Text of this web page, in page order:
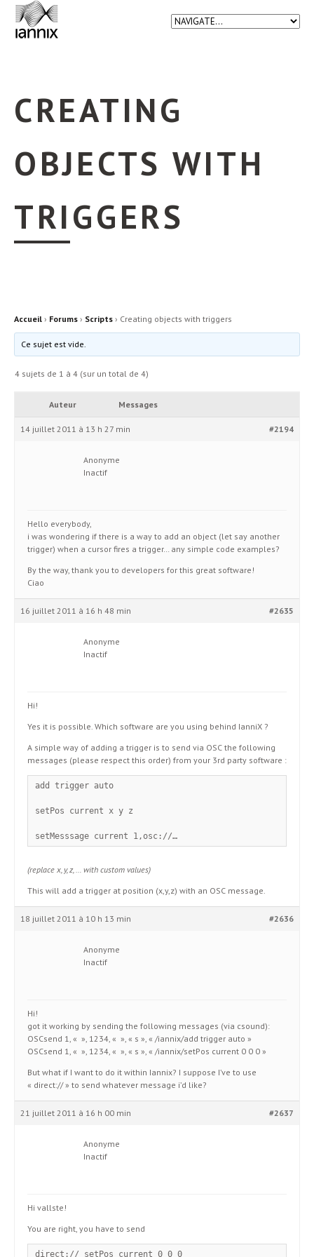
CREATING
OBJECTS WITH
TRIGGERS
Accueil › Forums › Scripts › Creating objects with triggers
Ce sujet est vide.
4 sujets de 1 à 4 (sur un total de 4)
Auteur Messages
14 juillet 2011 à 13 h 27 min #2194
Anonyme
Inactif
Hello everybody,
i was wondering if there is a way to add an object (let say another
trigger) when a cursor fires a trigger… any simple code examples?
By the way, thank you to developers for this great software!
Ciao
16 juillet 2011 à 16 h 48 min #2635
Anonyme
Inactif
Hi!
Yes it is possible. Which software are you using behind IanniX ?
A simple way of adding a trigger is to send via OSC the following
messages (please respect this order) from your 3rd party software :
add trigger auto
setPos current x y z
setMesssage current 1,osc://…
(replace x, y, z, … with custom values)
This will add a trigger at position (x,y,z) with an OSC message.
18 juillet 2011 à 10 h 13 min #2636
Anonyme
Inactif
Hi!
got it working by sending the following messages (via csound):
OSCsend 1, « », 1234, « », « s », « /iannix/add trigger auto »
OSCsend 1, « », 1234, « », « s », « /iannix/setPos current 0 0 0 »
But what if I want to do it within Iannix? I suppose I’ve to use
« direct:// » to send whatever message i’d like?
21 juillet 2011 à 16 h 00 min #2637
Anonyme
Inactif
Hi vallste!
You are right, you have to send
direct:// setPos current 0 0 0